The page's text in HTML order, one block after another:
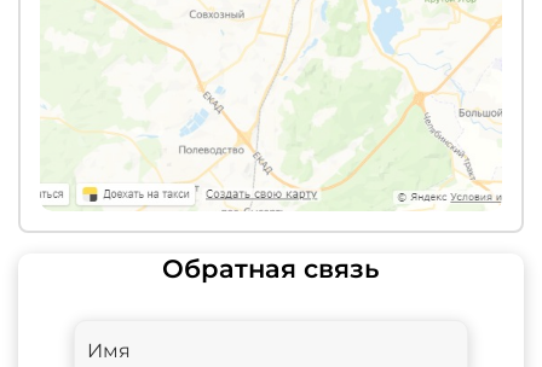
Обратная связь